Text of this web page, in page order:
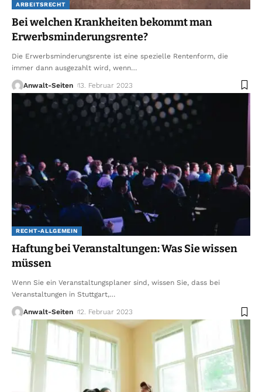
ARBEITSRECHT
Bei welchen Krankheiten bekommt man
Erwerbsminderungsrente?
Die Erwerbsminderungsrente ist eine spezielle Rentenform, die
immer dann ausgezahlt wird, wenn…
Anwalt-Seiten 13. Februar 2023
RECHT-ALLGEMEIN
Haftung bei Veranstaltungen: Was Sie wissen
müssen
Wenn Sie ein Veranstaltungsplaner sind, wissen Sie, dass bei
Veranstaltungen in Stuttgart,…
Anwalt-Seiten 12. Februar 2023